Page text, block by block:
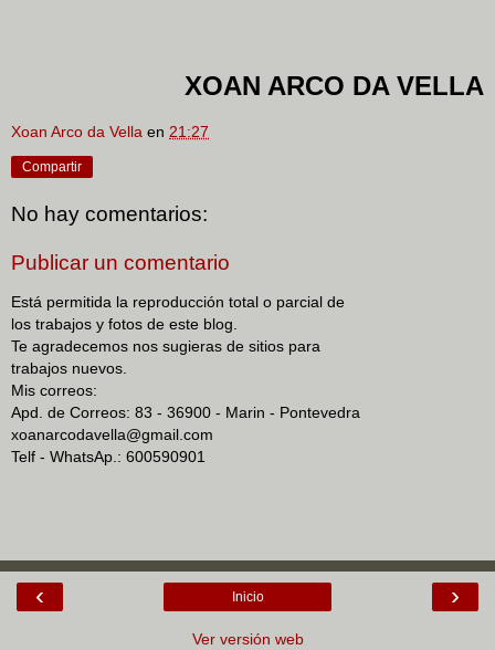
XOAN ARCO DA VELLA
Xoan Arco da Vella en 21:27
Compartir
No hay comentarios:
Publicar un comentario
Está permitida la reproducción total o parcial de
los trabajos y fotos de este blog.
Te agradecemos nos sugieras de sitios para
trabajos nuevos.
Mis correos:
Apd. de Correos: 83 - 36900 - Marin - Pontevedra
xoanarcodavella@gmail.com
Telf - WhatsAp.: 600590901
‹ ›
Inicio
Ver versión web